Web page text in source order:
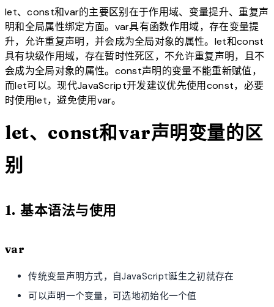
let、const和var的主要区别在于作用域、变量提升、重复声
明和全局属性绑定方面。var具有函数作用域，存在变量提
升，允许重复声明，并会成为全局对象的属性。let和const
具有块级作用域，存在暂时性死区，不允许重复声明，且不
会成为全局对象的属性。const声明的变量不能重新赋值，
而let可以。现代JavaScript开发建议优先使用const，必要
时使用let，避免使用var。
let、const和var声明变量的区
别
1. 基本语法与使用
var
传统变量声明方式，自JavaScript诞生之初就存在
可以声明一个变量，可选地初始化一个值